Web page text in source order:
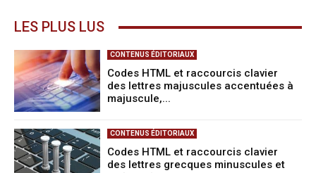
LES PLUS LUS
CONTENUS ÉDITORIAUX
Codes HTML et raccourcis clavier
des lettres majuscules accentuées à
majuscule,...
CONTENUS ÉDITORIAUX
Codes HTML et raccourcis clavier
des lettres grecques minuscules et